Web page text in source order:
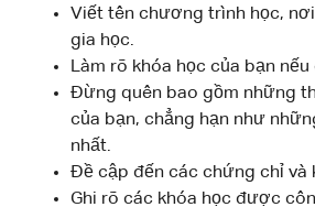
Viết tên chương trình học,
gia học.
Làm rõ khóa học của bạn
Đừng quên bao gồm những
của bạn, chẳng hạn như
nhất.
Đề cập đến các chứng chỉ và
Ghi rõ các khóa học được